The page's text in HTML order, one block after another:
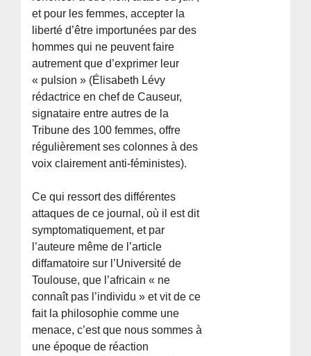
et pour les femmes, accepter la
liberté d’être importunées par des
hommes qui ne peuvent faire
autrement que d’exprimer leur
« pulsion » (Élisabeth Lévy
rédactrice en chef de Causeur,
signataire entre autres de la
Tribune des 100 femmes, offre
régulièrement ses colonnes à des
voix clairement anti-féministes).
Ce qui ressort des différentes
attaques de ce journal, où il est dit
symptomatiquement, et par
l’auteure même de l’article
diffamatoire sur l’Université de
Toulouse, que l’africain « ne
connaît pas l’individu » et vit de ce
fait la philosophie comme une
menace, c’est que nous sommes à
une époque de réaction